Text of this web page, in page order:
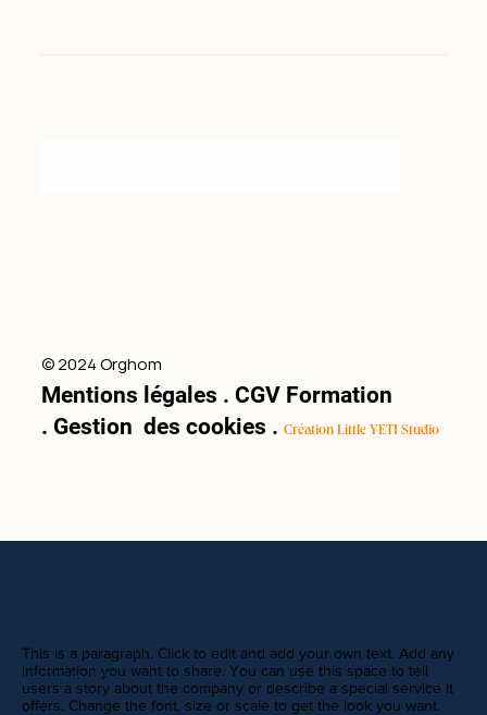
© 2024 Orghom
Mentions légales .CGV Formation
. Gestion des cookies .Création Little YETI Studio
This is a paragraph. Click to edit and add your own text. Add any
information you want to share. You can use this space to tell
users a story about the company or describe a special service it
offers. Change the font, size or scale to get the look you want.
REVIEWS